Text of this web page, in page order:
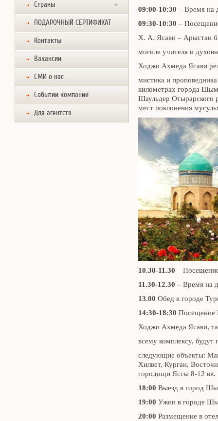
Страны
ПОДАРОЧНЫЙ СЕРТИФИКАТ
Контакты
Вакансии
СМИ о нас
Событии компании
Для агентств
09:00-10:30 – Время на
09:30-10:30 –
Х. А. Ясави – Арыстан
могиле учителя и
Ходжи Ахмеда Ясави
мистика и
километрах города
Шаульдер Отырарского
мест поклонения
10.30-11.30 –
11.30-12.30 – Время на
13.00 Обед в городе
14:30-18:30 Посещение
Ходжи Ахмеда Ясави,
всему комплексу, будут
следующие объекты:
Хилвет, Курган,
городищи Яссы 8-12 вв.
18:00 Выезд в город
19:00 Ужин в городе
20:00 Размещение в